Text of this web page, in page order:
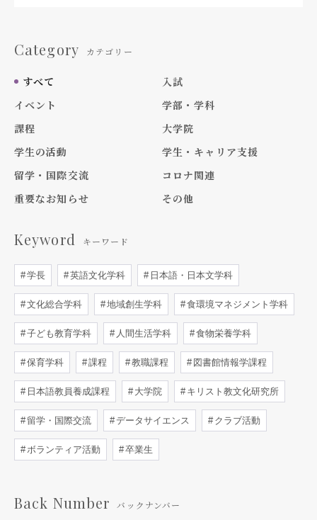
Category カテゴリー
すべて
入試
イベント
学部・学科
課程
大学院
学生の活動
学生・キャリア支援
留学・国際交流
コロナ関連
重要なお知らせ
その他
Keyword キーワード
学長 英語文化学科 日本語・日本文学科
文化総合学科 地域創生学科 食環境マネジメント学科
子ども教育学科 人間生活学科 食物栄養学科
保育学科 課程 教職課程 図書館情報学課程
日本語教員養成課程 大学院 キリスト教文化研究所
留学・国際交流 データサイエンス クラブ活動
ボランティア活動 卒業生
Back Number バックナンバー